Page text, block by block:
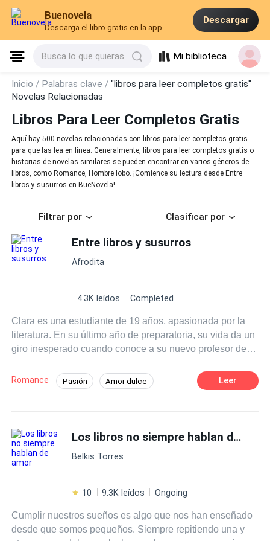
Buenovela
Descarga el libro gratis en la app
Descargar
Busca lo que quieras Mi biblioteca
Inicio / Palabras clave /"libros para leer completos gratis"
Novelas Relacionadas
Libros Para Leer Completos Gratis
Aquí hay 500 novelas relacionadas con libros para leer completos gratis
para que las lea en línea. Generalmente, libros para leer completos gratis o
historias de novelas similares se pueden encontrar en varios géneros de
libros, como Romance, Hombre lobo. ¡Comience su lectura desde Entre
libros y susurros en BueNovela!
Filtrar por Clasificar por
Entre libros y susurros
Afrodita
4.3K leídos Completed
Clara es una estudiante de 19 años, apasionada por la
literatura. En su último año de preparatoria, su vida da un
giro inesperado cuando conoce a su nuevo profesor de
talentoso que despierta en ella una admiración profunda.
A medida que las clases avanzan Clara se siente cada
Romance Pasión Amor dulce
Primer Amor
Leer
Los libros no siempre hablan de amor
Belkis Torres
10 9.3K leídos Ongoing
Cumplir nuestros sueños es algo que nos han enseñado
desde que somos pequeños. Siempre repitiendo una y